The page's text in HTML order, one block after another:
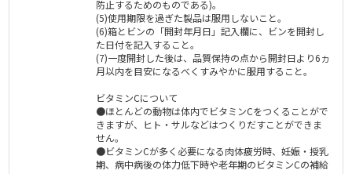
防止するためのものである)。
(5)使用期限を過ぎた製品は服用しないこと。
(6)箱とビンの「開封年月日」記入欄に、ビンを開封し
た日付を記入すること。
(7)一度開封した後は、品質保持の点から開封日より6ヵ
月以内を目安になるべくすみやかに服用すること。
ビタミンCについて
●ほとんどの動物は体内でビタミンCをつくることがで
きますが、ヒト・サルなどはつくりだすことができま
せん。
●ビタミンCが多く必要になる肉体疲労時、妊娠・授乳
期、病中病後の体力低下時や老年期のビタミンCの補給